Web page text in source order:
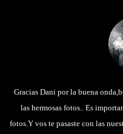
Gracias Dani por la buena
las hermosas fotos.. Es
fotos.Y vos te pasaste con las